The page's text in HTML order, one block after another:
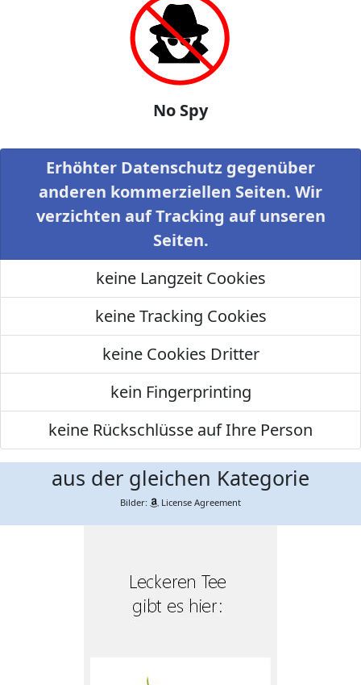
No Spy
Erhöhter Datenschutz gegenüber
anderen kommerziellen Seiten. Wir
verzichten auf Tracking auf unseren
Seiten.
keine Langzeit Cookies
keine Tracking Cookies
keine Cookies Dritter
kein Fingerprinting
keine Rückschlüsse auf Ihre Person
aus der gleichen Kategorie
Bilder: License Agreement